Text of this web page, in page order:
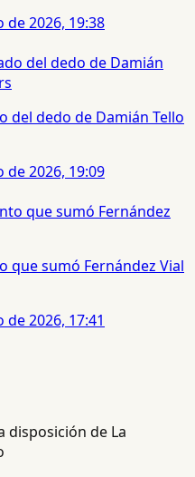
de 2026, 19:38
del dedo de Damián Tello
de 2026, 19:09
que sumó Fernández Vial
2026, 17:41